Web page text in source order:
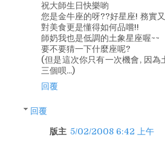
祝大師生日快樂喲
您是金牛座的呀??好星座! 務實
對美食更是懂得如何品嚐!!
師奶我也是低調的土象星座喔~~
要不要猜一下什麼座呢?
(但是這次你只有一次機會, 因為
三個呗...)
回覆
回覆
版主 5/02/2008 6:42 上午